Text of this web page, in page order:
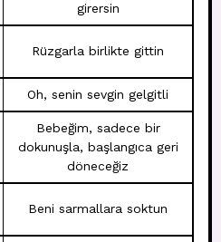
girersin
Rüzgarla birlikte gittin
Oh, senin sevgin gelgitli
Bebeğim, sadece bir
dokunuşla, başlangıca geri
döneceğiz
Beni sarmallara soktun